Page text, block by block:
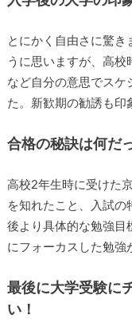
とにかく自由さに驚き
うに思いますが、高校
など自分の意思でスケ
た。新歓期の勧誘も印
合格の秘訣は何だ
高校2年生時に受けた
を知れたこと、入試の
後より具体的な勉強目
にフォーカスした勉強
最後に大学受験に
い！